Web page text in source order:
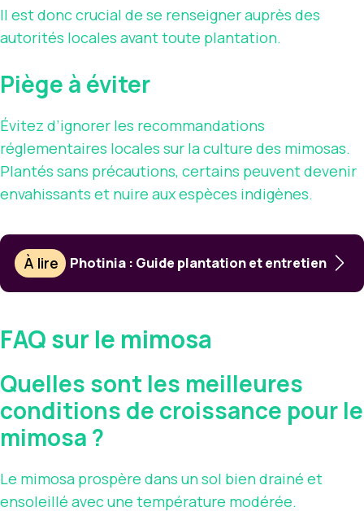
Il est donc crucial de se renseigner auprès des
autorités locales avant toute plantation.
Piège à éviter
Évitez d’ignorer les recommandations
réglementaires locales sur la culture des mimosas.
Plantés sans précautions, certains peuvent devenir
envahissants et nuire aux espèces indigènes.
À lire Photinia : Guide plantation et entretien
FAQ sur le mimosa
Quelles sont les meilleures
conditions de croissance pour le
mimosa ?
Le mimosa prospère dans un sol bien drainé et
ensoleillé avec une température modérée.